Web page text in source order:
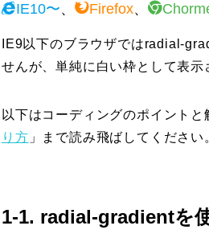
IE10〜、 Firefox、
IE9以下のブラウザではradial-
せんが、単純に白い枠として表示
以下はコーディングのポイント
り方 」まで読み飛ばしてください
1-1. radial-gradientを